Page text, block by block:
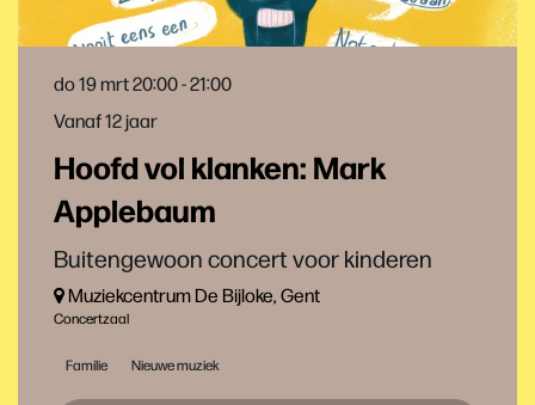
Hoofd vol klanken: Mark
Applebaum
Buitengewoon concert voor kinderen
Vanaf 12 jaar
do 19 mrt20:00 - 21:00
Muziekcentrum De Bijloke, Gent
Concertzaal
Familie Nieuwe muziek